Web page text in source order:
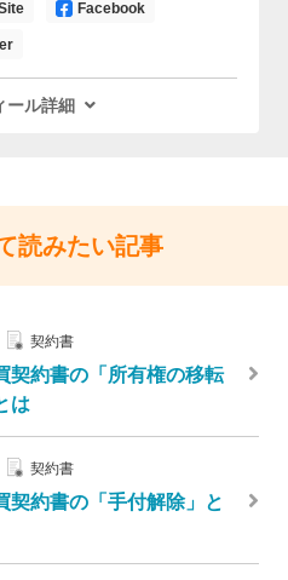
Facebook
ール詳細
読みたい記事
契約書
契約書の「所有権の移転
は
契約書
契約書の「手付解除」と